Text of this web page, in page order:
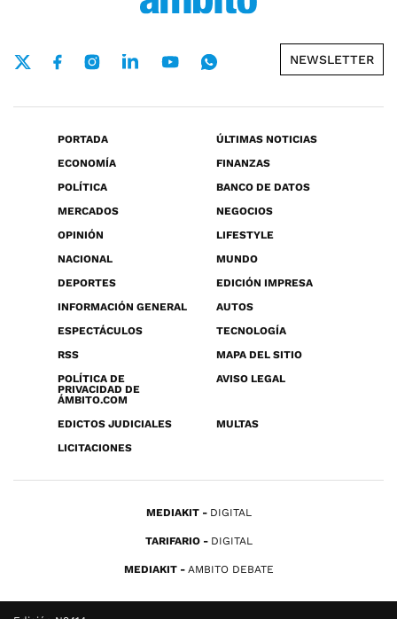
NEWSLETTER
PORTADA
ÚLTIMAS NOTICIAS
ECONOMÍA
FINANZAS
POLÍTICA
BANCO DE DATOS
MERCADOS
NEGOCIOS
OPINIÓN
LIFESTYLE
NACIONAL
MUNDO
DEPORTES
EDICIÓN IMPRESA
INFORMACIÓN GENERAL
AUTOS
ESPECTÁCULOS
TECNOLOGÍA
RSS
MAPA DEL SITIO
POLÍTICA DE
PRIVACIDAD DE
ÁMBITO.COM
AVISO LEGAL
EDICTOS JUDICIALES
MULTAS
LICITACIONES
MEDIAKIT DIGITAL
TARIFARIO DIGITAL
MEDIAKIT AMBITO DEBATE